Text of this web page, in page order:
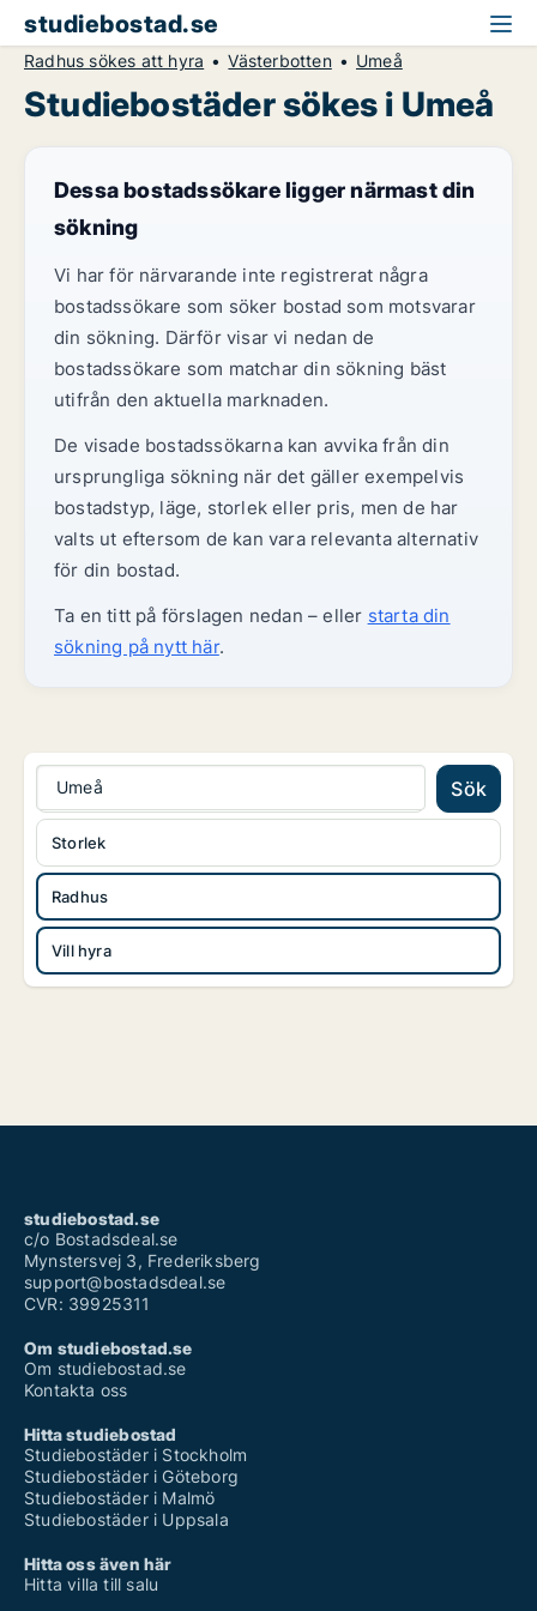
studiebostad.se
Radhus sökes att hyra Västerbotten Umeå
Studiebostäder sökes i Umeå
Dessa bostadssökare ligger närmast din
sökning
Vi har för närvarande inte registrerat några
bostadssökare som söker bostad som motsvarar
din sökning. Därför visar vi nedan de
bostadssökare som matchar din sökning bäst
utifrån den aktuella marknaden.
De visade bostadssökarna kan avvika från din
ursprungliga sökning när det gäller exempelvis
bostadstyp, läge, storlek eller pris, men de har
valts ut eftersom de kan vara relevanta alternativ
för din bostad.
Ta en titt på förslagen nedan – eller starta din
sökning på nytt här.
Umeå Sök
Radhus
Vill hyra
Storlek
studiebostad.se
c/o Bostadsdeal.se
Mynstersvej 3, Frederiksberg
support@bostadsdeal.se
CVR: 39925311
Om studiebostad.se
Om studiebostad.se
Kontakta oss
Hitta studiebostad
Studiebostäder i Stockholm
Studiebostäder i Göteborg
Studiebostäder i Malmö
Studiebostäder i Uppsala
Hitta oss även här
Hitta villa till salu